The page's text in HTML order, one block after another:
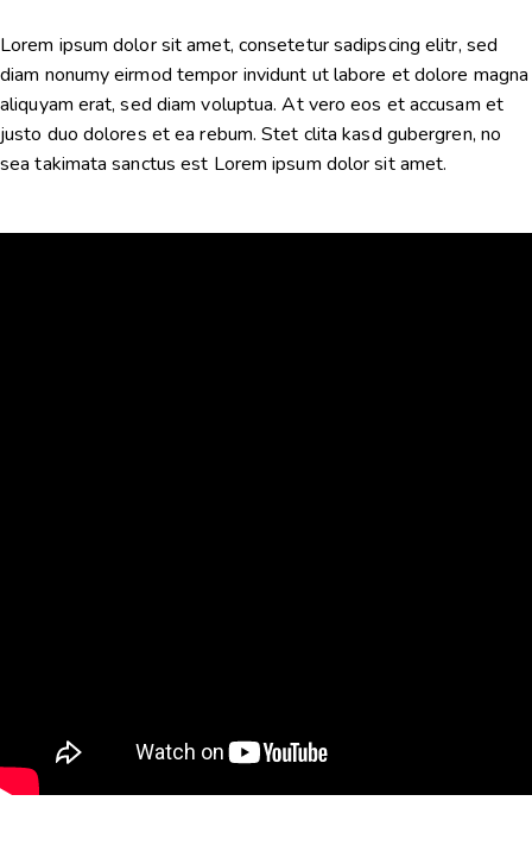
Lorem ipsum dolor sit amet, consetetur sadipscing elitr, sed
diam nonumy eirmod tempor invidunt ut labore et dolore magna
aliquyam erat, sed diam voluptua. At vero eos et accusam et
justo duo dolores et ea rebum. Stet clita kasd gubergren, no
sea takimata sanctus est Lorem ipsum dolor sit amet.